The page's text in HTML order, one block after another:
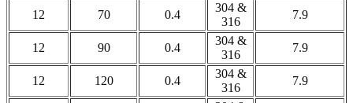
12 70 0.4
304 &
316
7.9
12 90 0.4
304 &
316
7.9
12 120 0.4
304 &
316
7.9